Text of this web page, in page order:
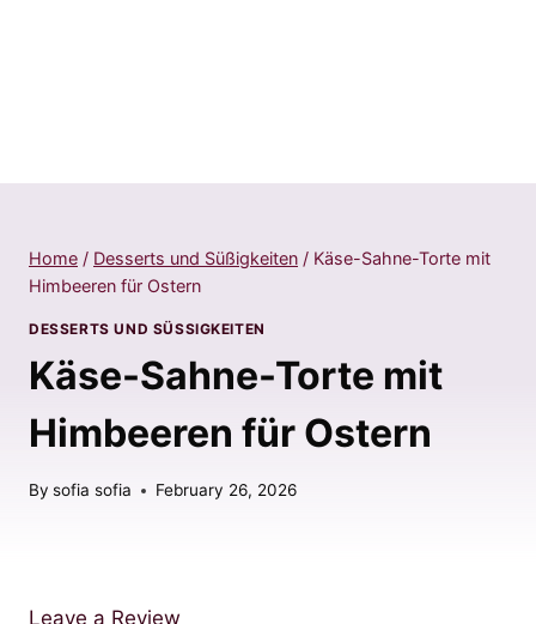
Home / Desserts und Süßigkeiten / Käse-Sahne-Torte mit
Himbeeren für Ostern
DESSERTS UND SÜSSIGKEITEN
Käse-Sahne-Torte mit
Himbeeren für Ostern
By sofia sofia February 26, 2026
Leave a Review